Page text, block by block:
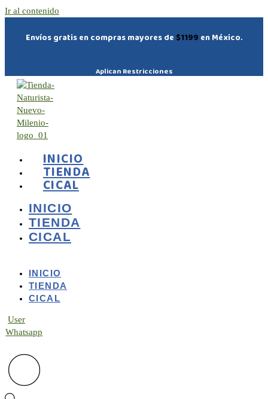
Ir al contenido
Envíos gratis en compras mayores de $1199 en México.
Aplican Restricciones
INICIO
TIENDA
CICAL
INICIO
TIENDA
CICAL
INICIO
TIENDA
CICAL
User
Whatsapp